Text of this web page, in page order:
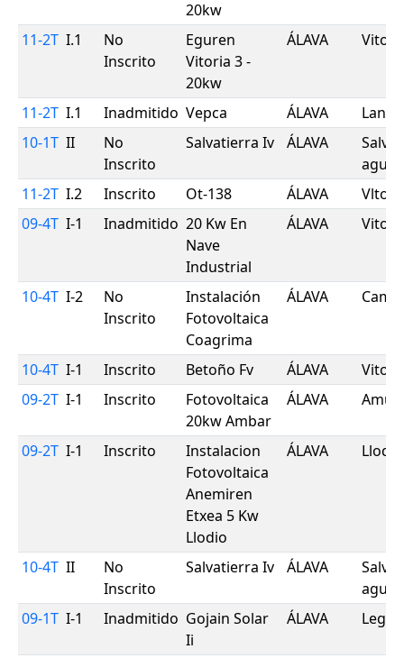
20kw
11-2T I.1
No
Inscrito
Eguren
Vitoria 3 -
20kw
ÁLAVA
11-2T I.1 Inadmitido Vepca ÁLAVA
10-1T II
No
Inscrito
Salvatierra Iv ÁLAVA
11-2T I.2 Inscrito Ot-138 ÁLAVA
09-4T I-1 Inadmitido 20 Kw En
Nave
Industrial
ÁLAVA
10-4T I-2
No
Inscrito
Instalación
Fotovoltaica
Coagrima
ÁLAVA
10-4T I-1 Inscrito Betoño Fv ÁLAVA
09-2T I-1 Inscrito
Fotovoltaica
20kw Ambar
ÁLAVA
09-2T I-1 Inscrito
Instalacion
Fotovoltaica
Anemiren
Etxea 5 Kw
Llodio
ÁLAVA Llodio
10-4T II
No
Inscrito
Salvatierra Iv ÁLAVA
09-1T I-1 Inadmitido Gojain Solar
Ii
ÁLAVA